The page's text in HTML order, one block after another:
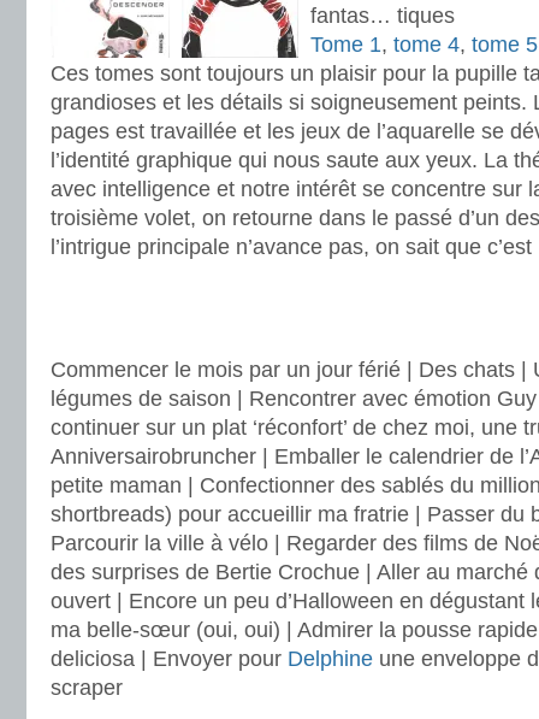
fantas… tiques
Tome 1, tome 4, tome 5
Ces tomes sont toujours un plaisir pour la pupille
grandioses et les détails si soigneusement peints.
pages est travaillée et les jeux de l’aquarelle se
l’identité graphique qui nous saute aux yeux. La
avec intelligence et notre intérêt se concentre sur
troisième volet, on retourne dans le passé d’un
l’intrigue principale n’avance pas, on sait que
Commencer le mois par un jour férié | Des chats |
légumes de saison | Rencontrer avec émotion
continuer sur un plat ‘réconfort’ de chez moi, une
Anniversairobruncher | Emballer le calendrier de
petite maman | Confectionner des sablés du
shortbreads) pour accueillir ma fratrie | Passer du
Parcourir la ville à vélo | Regarder des films de
des surprises de Bertie Crochue | Aller au marché
ouvert | Encore un peu d’Halloween en dégustant
ma belle-sœur (oui, oui) | Admirer la pousse
deliciosa | Envoyer pour Delphine une enveloppe
scraper